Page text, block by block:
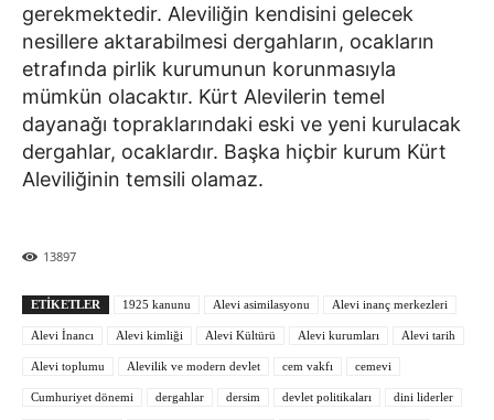
gerekmektedir. Aleviliğin kendisini gelecek
nesillere aktarabilmesi dergahların, ocakların
etrafında pirlik kurumunun korunmasıyla
mümkün olacaktır. Kürt Alevilerin temel
dayanağı topraklarındaki eski ve yeni kurulacak
dergahlar, ocaklardır. Başka hiçbir kurum Kürt
Aleviliğinin temsili olamaz.
13897
ETIKETLER 1925 kanunu Alevi asimilasyonu Alevi inanç merkezleri
Alevi İnancı Alevi kimliği Alevi Kültürü Alevi kurumları Alevi tarih
Alevi toplumu Alevilik ve modern devlet cem vakfı cemevi
Cumhuriyet dönemi dergahlar dersim devlet politikaları dini liderler